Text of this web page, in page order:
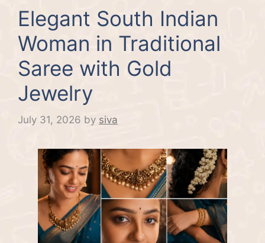
Elegant South Indian
Woman in Traditional
Saree with Gold
Jewelry
July 31, 2026 by siva